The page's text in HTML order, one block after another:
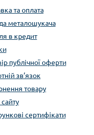
та оплата
металошукача
в кредит
публічної оферти
зв’язок
товару
сертифікати